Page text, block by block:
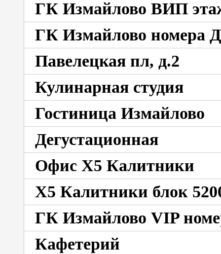
ГК Измайлово ВИП
ГК Измайлово номера
Павелецкая пл, д.2
Кулинарная студия
Гостиница Измайлово
Дегустационная
Офис X5 Калитники
X5 Калитники блок
ГК Измайлово VIP
Кафетерий